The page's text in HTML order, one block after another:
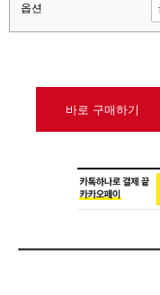
옵션
바로 구매하기